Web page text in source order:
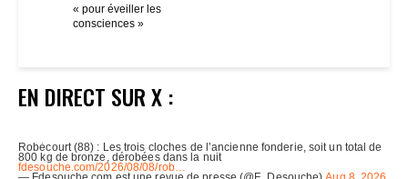
« pour éveiller les
consciences »
EN DIRECT SUR X :